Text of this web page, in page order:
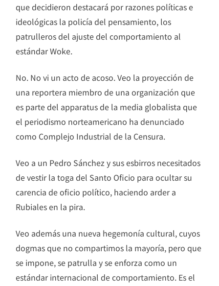
que decidieron destacará por razones políticas e
ideológicas la policía del pensamiento, los
patrulleros del ajuste del comportamiento al
estándar Woke.
No. No vi un acto de acoso. Veo la proyección de
una reportera miembro de una organización que
es parte del apparatus de la media globalista que
el periodismo norteamericano ha denunciado
como Complejo Industrial de la Censura.
Veo a un Pedro Sánchez y sus esbirros necesitados
de vestir la toga del Santo Oficio para ocultar su
carencia de oficio político, haciendo arder a
Rubiales en la pira.
Veo además una nueva hegemonía cultural, cuyos
dogmas que no compartimos la mayoría, pero que
se impone, se patrulla y se enforza como un
estándar internacional de comportamiento. Es el